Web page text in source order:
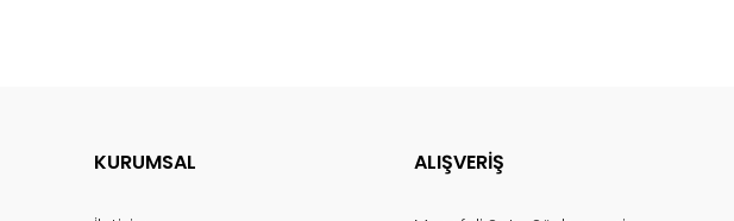
KURUMSAL ALIŞVERİŞ